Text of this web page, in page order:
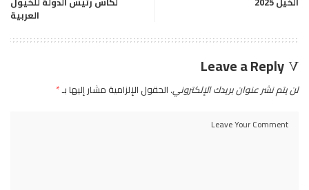
العربية
Leave a Reply
لن يتم نشر عنوان بريدك الإلكتروني. الحقول الإلزامية مشار إليها بـ*